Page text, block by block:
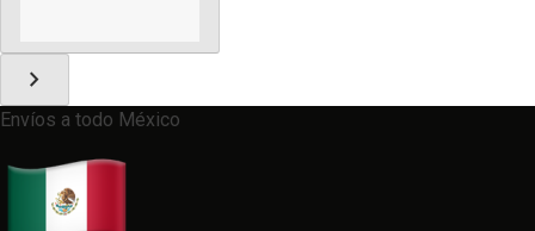
chevron_right
Envíos a todo México